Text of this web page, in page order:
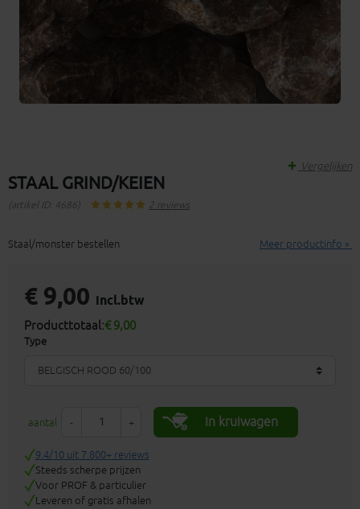
STAAL GRIND/KEIEN
(artikel ID: 4686) 2 reviews
Vergelijken
Staal/monster bestellen Meer productinfo »
€ 9,00 incl.btw
Producttotaal:€ 9,00
Type
aantal - + In kruiwagen
9.4/10 uit 7.800+ reviews
Steeds scherpe prijzen
Voor PROF & particulier
Leveren of gratis afhalen